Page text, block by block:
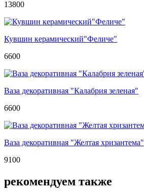
13800
Кувшин керамический"Феличе"
6600
Ваза декоративная "Калабрия зеленая"
6600
Ваза декоративная "Желтая хризантема"
9100
рекомендуем также